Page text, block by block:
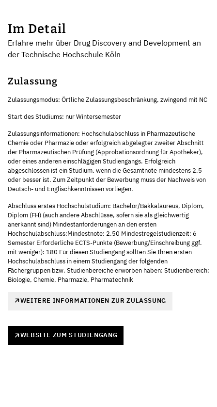
Im Detail
Erfahre mehr über Drug Discovery and Development an
der Technische Hochschule Köln
Zulassung
Zulassungsmodus: Örtliche Zulassungsbeschränkung, zwingend mit NC
Start des Studiums: nur Wintersemester
Zulassungsinformationen: Hochschulabschluss in Pharmazeutische
Chemie oder Pharmazie oder erfolgreich abgelegter zweiter Abschnitt
der Pharmazeutischen Prüfung (Approbationsordnung für Apotheker),
oder eines anderen einschlägigen Studiengangs. Erfolgreich
abgeschlossen ist ein Studium, wenn die Gesamtnote mindestens 2,5
oder besser ist. Zum Zeitpunkt der Bewerbung muss der Nachweis von
Deutsch- und Englischkenntnissen vorliegen.
Abschluss erstes Hochschulstudium: Bachelor/Bakkalaureus, Diplom,
Diplom (FH) (auch andere Abschlüsse, sofern sie als gleichwertig
anerkannt sind) Mindestanforderungen an den ersten
Hochschulabschluss:Mindestnote: 2.50 Mindestregelstudienzeit: 6
Semester Erforderliche ECTS-Punkte (Bewerbung/Einschreibung ggf.
mit weniger): 180 Für diesen Studiengang sollten Sie Ihren ersten
Hochschulabschluss in einem Studiengang der folgenden
Fächergruppen bzw. Studienbereiche erworben haben: Studienbereich:
Biologie, Chemie, Pharmazie, Pharmatechnik
WEITERE INFORMATIONEN ZUR ZULASSUNG
WEBSITE ZUM STUDIENGANG